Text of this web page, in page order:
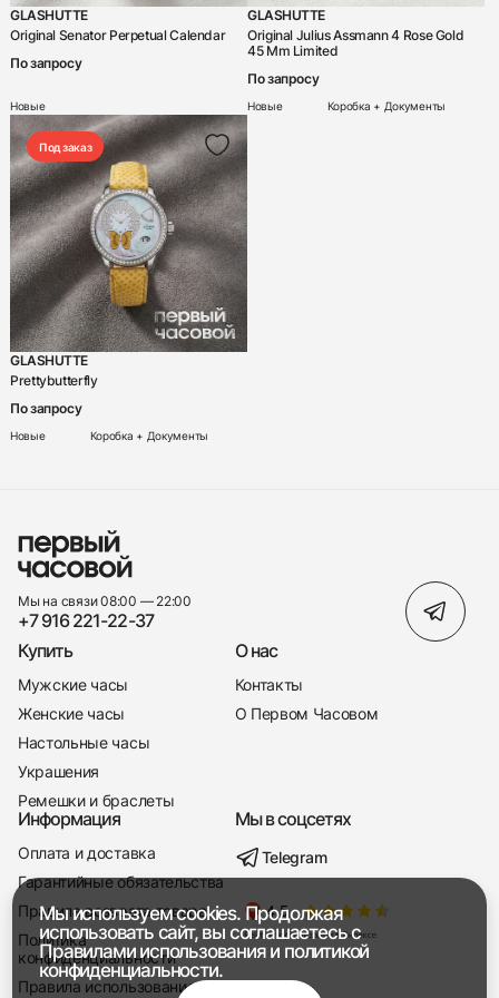
+7 916 221-22-37
Мы насвязи 08:00 — 19:00
Chronoswiss
Concord
Cvstos
Czapek
Daniel Roth
De Bethune
De Grisogono
DeLaneau
DeWitt
DiW
F.P. Journe
Frederique Constant
Gerald Charles
Gerald Genta
Graff
Graham
Grand Seiko
Greubel Forsey
Harry Winston
Hautlence
GLASHUTTE
Original Senator Perpetual Calendar
По запросу
Новые
GLASHUTTE
Original Julius Assmann 4 Rose Gold
45 Mm Limited
По запросу
Новые Коробка + Документы
Под заказ
GLASHUTTE
Prettybutterfly
По запросу
Новые Коробка + Документы
Мы на связи 08:00 — 22:00
+7 916 221-22-37
Купить
Мужские часы
Женские часы
Настольные часы
Украшения
Ремешки и браслеты
О нас
Контакты
О Первом Часовом
Информация
Оплата и доставка
Гарантийные обязательства
Правила возврата товара
Политика
конфиденциальности
Правила использования
Мы в соцсетях
Telegram
Мы используем cookies. Продолжая
использовать сайт, вы соглашаетесь с
Правилами использованияи политикой
конфиденциальности.